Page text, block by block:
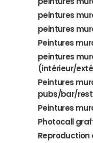
peintures
peintures
Peintures
peintures
(intérieur/
Peintures
pubs/bar/
Peintures
Photocall
Reproduction